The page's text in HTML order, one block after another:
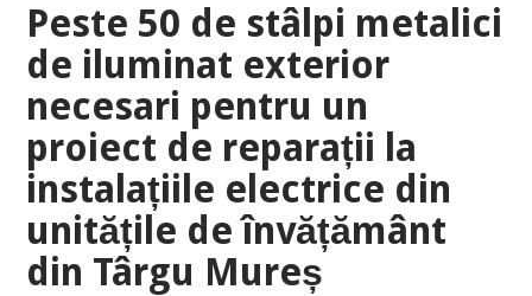
Peste 50 de stâlpi metalici
de iluminat exterior
necesari pentru un
proiect de reparații la
instalațiile electrice din
unitățile de învățământ
din Târgu Mureș